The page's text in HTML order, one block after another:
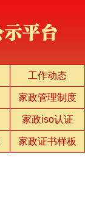
工作动态
家政管理制度
家政iso认证
家政证书样板